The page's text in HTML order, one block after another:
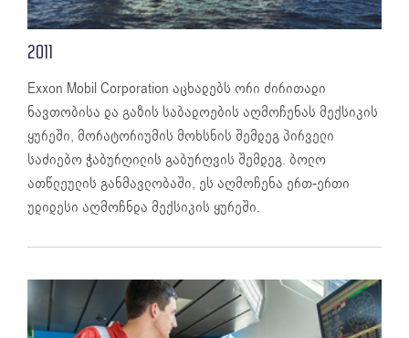
2011
Exxon Mobil Corporation აცხადებს ორი ძირითადი
ნავთობისა და გაზის საბადოების აღმოჩენას მექსიკის
ყურეში, მორატორიუმის მოხსნის შემდეგ პირველი
საძიებო ჭაბურღილის გაბურღვის შემდეგ. ბოლო
ათწლეულის განმავლობაში, ეს აღმოჩენა ერთ-ერთი
უდიდესი აღმოჩნდა მექსიკის ყურეში.